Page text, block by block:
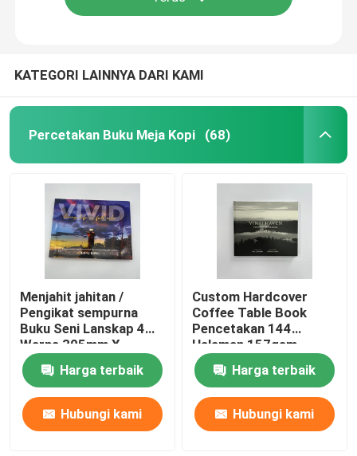
KATEGORI LAINNYA DARI KAMI
Percetakan Buku Meja Kopi (68)
Menjahit jahitan /
Pengikat sempurna
Buku Seni Lanskap 4
Warna 305mm X
229mm
Harga terbaik
Hubungi kami
Custom Hardcover
Coffee Table Book
Pencetakan 144
Halaman 157gsm
Kertas Seni
Harga terbaik
Hubungi kami